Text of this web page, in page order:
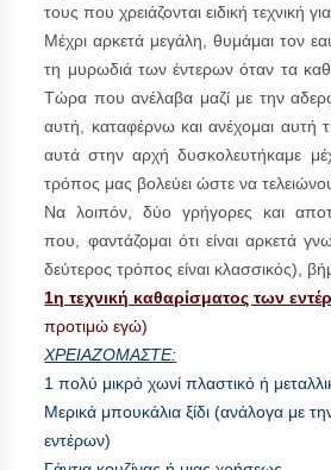
τους που χρειάζονται ειδική τεχνική
Μέχρι αρκετά μεγάλη, θυμάμαι τον
τη μυρωδιά των έντερων όταν τα
Τώρα που ανέλαβα μαζί με την
αυτή, καταφέρνω και ανέχομαι αυτή
αυτά στην αρχή δυσκολευτήκαμε
τρόπος μας βολεύει ώστε να
Να λοιπόν, δύο γρήγορες και
που, φαντάζομαι ότι είναι αρκετά
δεύτερος τρόπος είναι κλασσικός),
1η τεχνική καθαρίσματος των
προτιμώ εγώ)
ΧΡΕΙΑΖΟΜΑΣΤΕ:
1 πολύ μικρό χωνί πλαστικό ή
Μερικά μπουκάλια ξίδι (ανάλογα με
εντέρων)